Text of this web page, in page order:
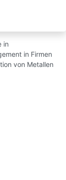
in
in Firmen
von Metallen